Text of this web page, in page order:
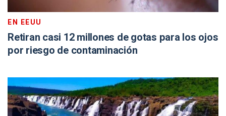
EN EEUU
Retiran casi 12 millones de gotas para los ojos
por riesgo de contaminación